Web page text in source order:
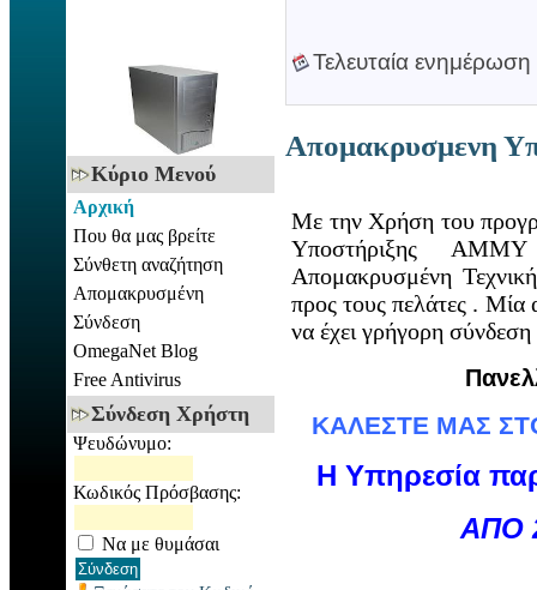
Τελευταία
Απομακρυσμενη
Με την Χρήση του
Υποστήριξης
Απομακρυσμένη
προς τους πελάτες . Μία
να έχει γρήγορη
ΚΑΛΕΣΤΕ ΜΑΣ
Η Υπηρεσία
ΑΠΟ
Κύριο Μενού
Αρχική
Που θα μας βρείτε
Σύνθετη αναζήτηση
Απομακρυσμένη
Σύνδεση
OmegaNet Blog
Free Antivirus
Σύνδεση Χρήστη
Ψευδώνυμο:
Κωδικός Πρόσβασης:
Να με θυμάσαι